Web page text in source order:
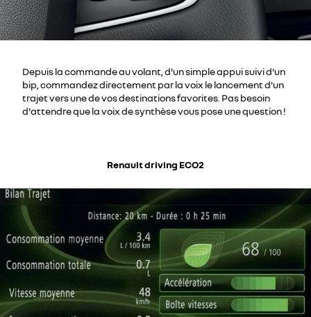
Depuis la commande au volant, d'un simple appui suivi d'un
bip, commandez directement par la voix le lancement d'un
trajet vers une de vos destinations favorites. Pas besoin
d'attendre que la voix de synthèse vous pose une question !
Renault driving ECO2